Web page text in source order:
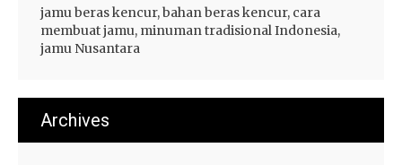
jamu beras kencur, bahan beras kencur, cara
membuat jamu, minuman tradisional Indonesia,
jamu Nusantara
Archives